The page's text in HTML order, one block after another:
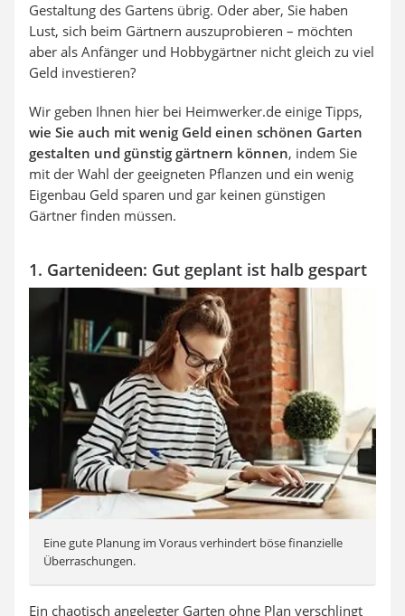
Gestaltung des Gartens übrig. Oder aber, Sie haben
Lust, sich beim Gärtnern auszuprobieren – möchten
aber als Anfänger und Hobbygärtner nicht gleich zu viel
Geld investieren?
Wir geben Ihnen hier bei Heimwerker.de einige Tipps,
wie Sie auch mit wenig Geld einen schönen Garten
gestalten und günstig gärtnern können, indem Sie
mit der Wahl der geeigneten Pflanzen und ein wenig
Eigenbau Geld sparen und gar keinen günstigen
Gärtner finden müssen.
1. Gartenideen: Gut geplant ist halb gespart
Eine gute Planung im Voraus verhindert böse finanzielle
Überraschungen.
Ein chaotisch angelegter Garten ohne Plan verschlingt